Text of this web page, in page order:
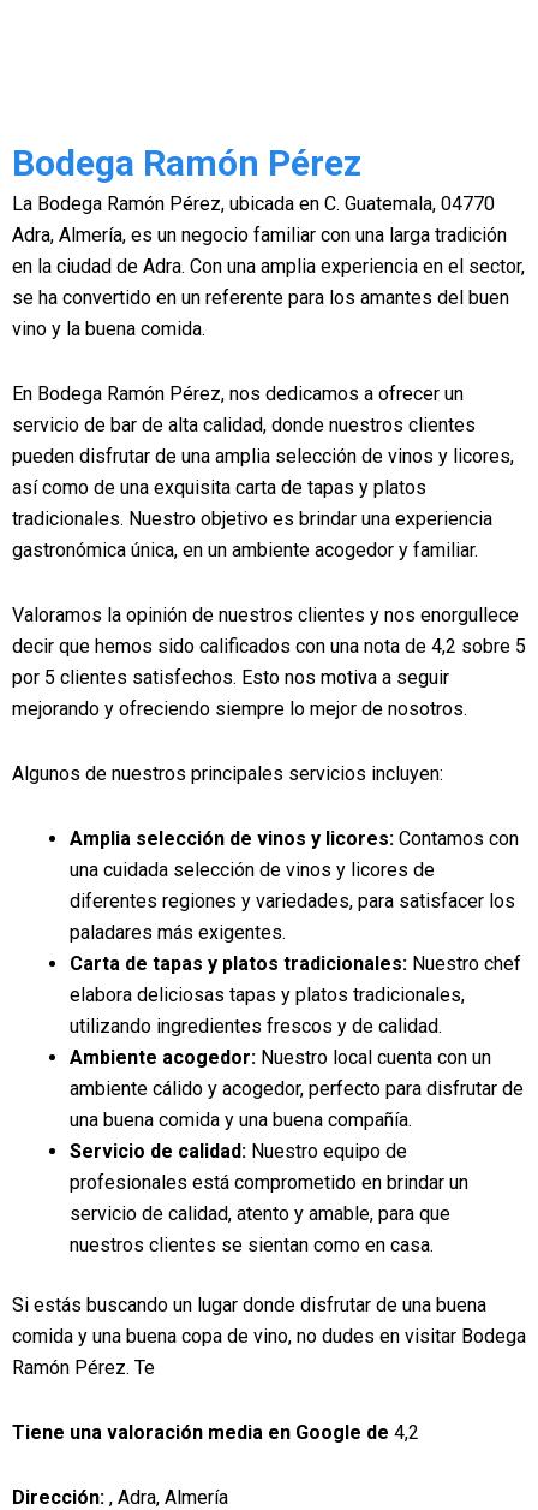
Bodega Ramón Pérez
La Bodega Ramón Pérez, ubicada en C. Guatemala, 04770
Adra, Almería, es un negocio familiar con una larga tradición
en la ciudad de Adra. Con una amplia experiencia en el sector,
se ha convertido en un referente para los amantes del buen
vino y la buena comida.
En Bodega Ramón Pérez, nos dedicamos a ofrecer un
servicio de bar de alta calidad, donde nuestros clientes
pueden disfrutar de una amplia selección de vinos y licores,
así como de una exquisita carta de tapas y platos
tradicionales. Nuestro objetivo es brindar una experiencia
gastronómica única, en un ambiente acogedor y familiar.
Valoramos la opinión de nuestros clientes y nos enorgullece
decir que hemos sido calificados con una nota de 4,2 sobre 5
por 5 clientes satisfechos. Esto nos motiva a seguir
mejorando y ofreciendo siempre lo mejor de nosotros.
Algunos de nuestros principales servicios incluyen:
Amplia selección de vinos y licores: Contamos con
una cuidada selección de vinos y licores de
diferentes regiones y variedades, para satisfacer los
paladares más exigentes.
Carta de tapas y platos tradicionales: Nuestro chef
elabora deliciosas tapas y platos tradicionales,
utilizando ingredientes frescos y de calidad.
Ambiente acogedor: Nuestro local cuenta con un
ambiente cálido y acogedor, perfecto para disfrutar de
una buena comida y una buena compañía.
Servicio de calidad: Nuestro equipo de
profesionales está comprometido en brindar un
servicio de calidad, atento y amable, para que
nuestros clientes se sientan como en casa.
Si estás buscando un lugar donde disfrutar de una buena
comida y una buena copa de vino, no dudes en visitar Bodega
Ramón Pérez. Te
Tiene una valoración media en Google de 4,2
Dirección: , Adra, Almería